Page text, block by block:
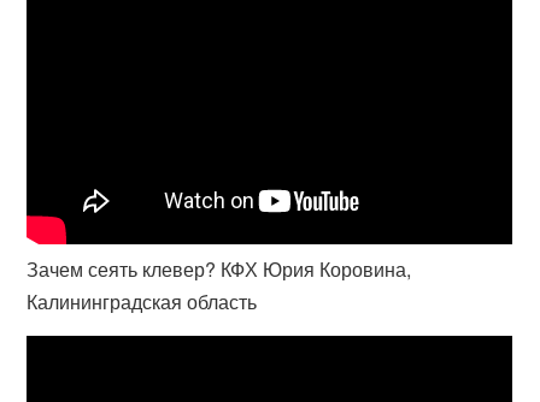
Зачем сеять клевер? КФХ Юрия Коровина,
Калининградская область